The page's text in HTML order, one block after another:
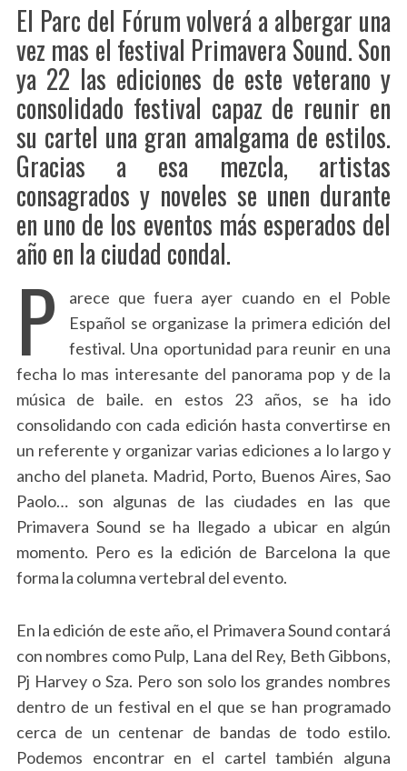
El Parc del Fórum volverá a albergar una
vez mas el festival Primavera Sound. Son
ya 22 las ediciones de este veterano y
consolidado festival capaz de reunir en
su cartel una gran amalgama de estilos.
Gracias a esa mezcla, artistas
consagrados y noveles se unen durante
en uno de los eventos más esperados del
año en la ciudad condal.
P
arece que fuera ayer cuando en el Poble
Español se organizase la primera edición del
festival. Una oportunidad para reunir en una
fecha lo mas interesante del panorama pop y de la
música de baile. en estos 23 años, se ha ido
consolidando con cada edición hasta convertirse en
un referente y organizar varias ediciones a lo largo y
ancho del planeta. Madrid, Porto, Buenos Aires, Sao
Paolo… son algunas de las ciudades en las que
Primavera Sound se ha llegado a ubicar en algún
momento. Pero es la edición de Barcelona la que
forma la columna vertebral del evento.
En la edición de este año, el Primavera Sound contará
con nombres como Pulp, Lana del Rey, Beth Gibbons,
Pj Harvey o Sza. Pero son solo los grandes nombres
dentro de un festival en el que se han programado
cerca de un centenar de bandas de todo estilo.
Podemos encontrar en el cartel también alguna